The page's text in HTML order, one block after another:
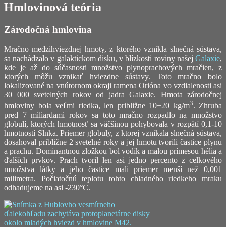
Hmlovinová teória
Zárodočná hmlovina
Mračno medzihviezdnej hmoty, z ktorého vznikla slnečná sústava,
sa nachádzalo v galaktickom disku, v blízkosti roviny našej Galaxie,
kde je až do súčasnosti množstvo plynoprachových mračien, z
ktorých môžu vznikať hviezdne sústavy. Toto mračno bolo
lokalizované na vnútornom okraji ramena Orióna vo vzdialenosti asi
30 000 svetelných rokov od jadra Galaxie. Hmota zárodočnej
hmloviny bola veľmi riedka, len približne 10−20 kg/m3. Zhruba
pred 7 miliardami rokov sa toto mračno rozpadlo na množstvo
globulí, ktorých hmotnosť sa väčšinou pohybovala v rozpätí 0,1-10
hmotností Slnka. Priemer globuly, z ktorej vznikala slnečná sústava,
dosahoval približne 2 svetelné roky a jej hmotu tvorili častice plynu
a prachu. Dominantnou zložkou bol vodík a malou prímesou hélia a
ďalších prvkov. Prach tvoril len asi jedno percento z celkového
množstva látky a jeho častice mali priemer menší než 0,001
milimetra. Počiatočnú teplotu tohto chladného riedkeho mraku
odhadujeme na asi -230°C.